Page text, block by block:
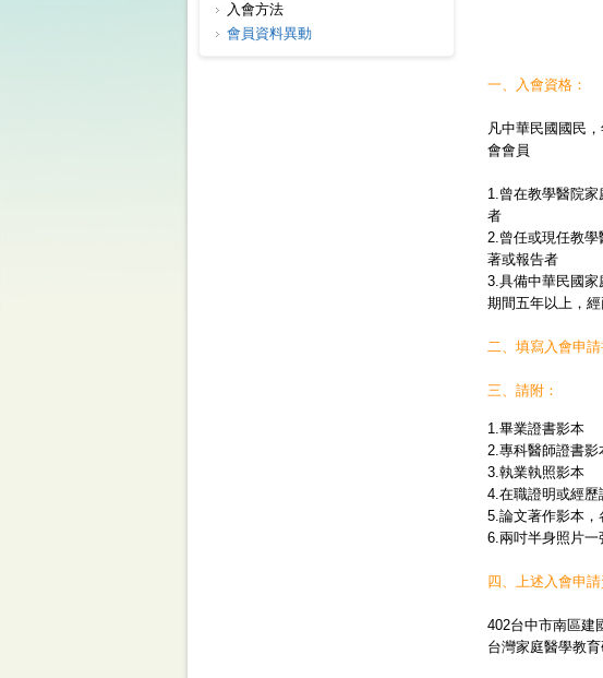
台灣家
一、入會資格：
凡中華民國國民
會會員
1.曾在教學醫院
者
2.曾任或現任教
著或報告者
3.具備中華民國
期間五年以上，
二、填寫入會申
三、請附：
1.畢業證書影本
2.專科醫師證書影
3.執業執照影本
4.在職證明或經歷
5.論文著作影本，
6.兩吋半身照片一
四、上述入會申請
402台中市南區建
台灣家庭醫學教
入會方法
會員資料異動